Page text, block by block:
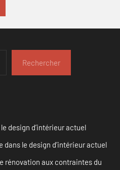
Rechercher
design d’intérieur actuel
dans le design d’intérieur actuel
rénovation aux contraintes du